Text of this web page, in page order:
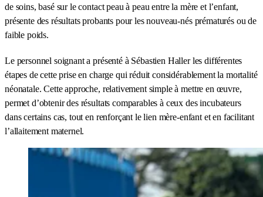
de soins, basé sur le contact peau à peau entre la mère et l’enfant,
présente des résultats probants pour les nouveau-nés prématurés ou de
faible poids.
Le personnel soignant a présenté à Sébastien Haller les différentes
étapes de cette prise en charge qui réduit considérablement la mortalité
néonatale. Cette approche, relativement simple à mettre en œuvre,
permet d’obtenir des résultats comparables à ceux des incubateurs
dans certains cas, tout en renforçant le lien mère-enfant et en facilitant
l’allaitement maternel.